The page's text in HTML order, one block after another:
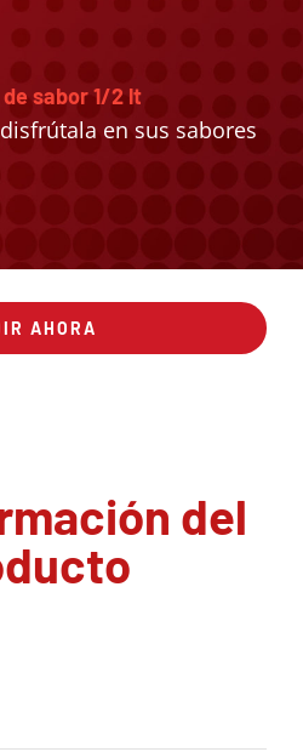
de sabor 1/2 lt
en sus sabores
AHORA
del